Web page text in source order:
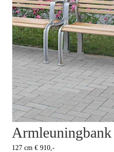
Armleuningbank
127 cm € 910,-